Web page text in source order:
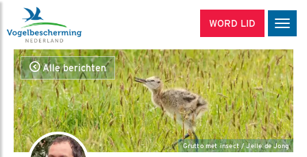
WORD LID
Alle berichten
Grutto met insect / Jelle de Jong